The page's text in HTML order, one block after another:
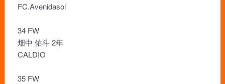
FC.Avenidasol
34 FW
畑中 佑斗 2年
CALDIO
35 FW